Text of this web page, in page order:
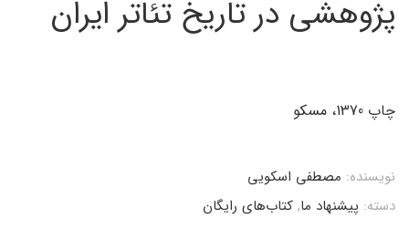
پژوهشی در تاریخ تئاتر ایران
چاپ 1370، مسکو
نویسنده: مصطفی اسکویی
دسته: پیشنهاد ما, کتاب‌های رایگان